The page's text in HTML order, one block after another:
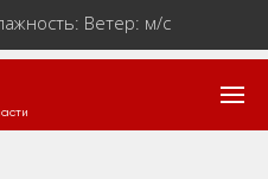
Ветер: м/с